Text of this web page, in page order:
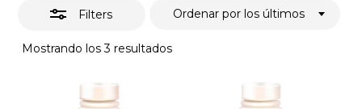
Filters
Mostrando los 3 resultadosOrdenado
Ordenar por los últimos